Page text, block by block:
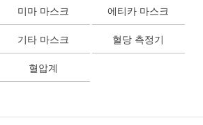
미마 마스크 에티카 마스크
기타 마스크 혈당 측정기
혈압계